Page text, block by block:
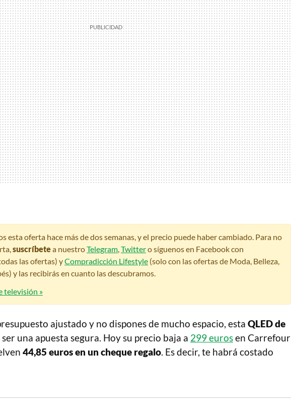
esta oferta hace más de dos semanas, y el precio puede haber cambiado. Para no
suscríbetea nuestroTelegram Twittero síguenos en Facebook con
las ofertas) yCompradicción Lifestyle (solo con las ofertas de Moda, Belleza,
y las recibirás en cuanto las descubramos.
televisión »
ajustado y no dispones de mucho espacio, esta QLED de
una apuesta segura. Hoy su precio baja a 299 eurosen Carrefour
44,85 euros en un cheque regalo. Es decir, te habrá costado